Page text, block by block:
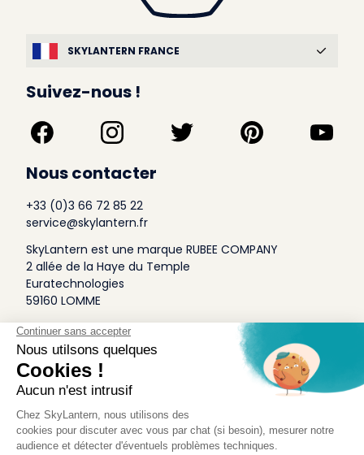
SKYLANTERN FRANCE
Suivez-nous !
Nous contacter
+33 (0)3 66 72 85 22
service@skylantern.fr
SkyLantern est une marque RUBEE COMPANY
2 allée de la Haye du Temple
Euratechnologies
59160 LOMME
A Propos
Qui sommes-nous
Conditions générales de Vente
Mentions légales
Politique Antispam